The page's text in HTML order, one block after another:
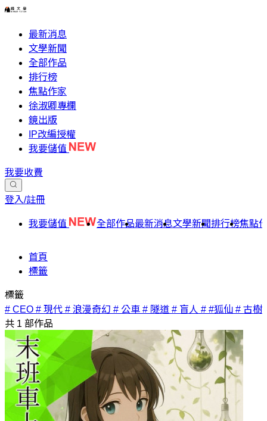
最新消息
文學新聞
全部作品
排行榜
焦點作家
徐淑卿專欄
鏡出版
IP改編授權
我要儲值
我要收費
登入/註冊
我要儲值 全部作品最新消息文學新聞排行榜焦點
首頁
標籤
標籤
# CEO # 現代 # 浪漫奇幻 # 公車 # 隧道 # 盲人 # #狐仙 # 古樹
共 1 部作品